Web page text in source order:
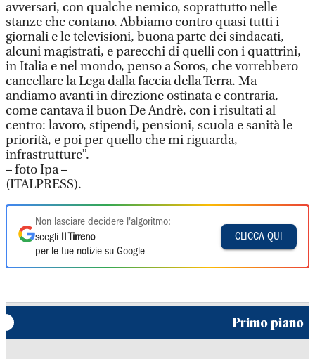
avversari, con qualche nemico, soprattutto nelle
stanze che contano. Abbiamo contro quasi tutti i
giornali e le televisioni, buona parte dei sindacati,
alcuni magistrati, e parecchi di quelli con i quattrini,
in Italia e nel mondo, penso a Soros, che vorrebbero
cancellare la Lega dalla faccia della Terra. Ma
andiamo avanti in direzione ostinata e contraria,
come cantava il buon De Andrè, con i risultati al
centro: lavoro, stipendi, pensioni, scuola e sanità le
priorità, e poi per quello che mi riguarda,
infrastrutture”.
– foto Ipa –
(ITALPRESS).
Non lasciare decidere l'algoritmo:
scegli
Il Tirreno
per le tue notizie su Google
CLICCA QUI
Primo piano